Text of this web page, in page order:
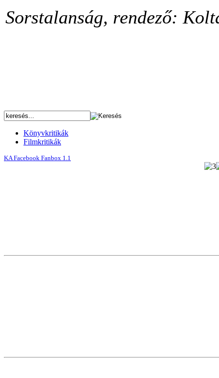
Sorstalanság, rendező:
Könyvkritikák
Filmkritikák
KA Facebook Fanbox 1.1